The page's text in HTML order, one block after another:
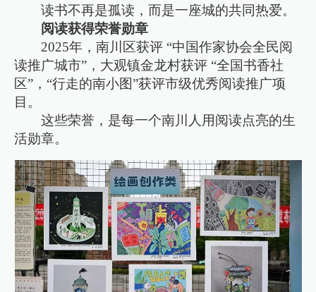
读书不再是孤读，而是一座城的共同热爱。
阅读获得荣誉勋章
2025年，南川区获评 “中国作家协会全民阅
读推广城市”，大观镇金龙村获评 “全国书香社
区”，“行走的南小图”获评市级优秀阅读推广项
目。
这些荣誉，是每一个南川人用阅读点亮的生
活勋章。